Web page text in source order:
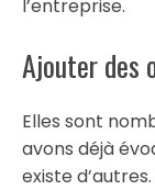
l’entreprise.
Ajouter des
Elles sont
avons déjà
existe